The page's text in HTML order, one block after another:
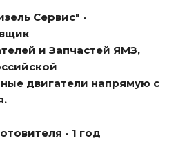
Сервис" -
и Запчастей ЯМЗ,
двигатели напрямую с
- 1 год